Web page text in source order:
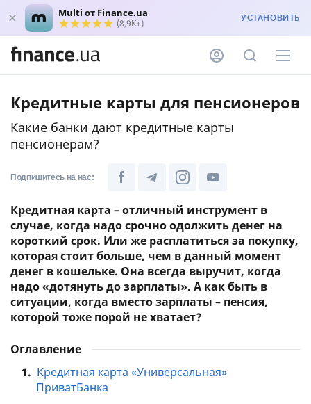
Multi от Finance.ua
(8,9K+) УСТАНОВИТЬ
Кредитные карты для пенсионеров
Какие банки дают кредитные карты
пенсионерам?
Подпишитесь на нас:
Кредитная карта – отличный инструмент в
случае, когда надо срочно одолжить денег на
короткий срок. Или же расплатиться за покупку,
которая стоит больше, чем в данный момент
денег в кошельке. Она всегда выручит, когда
надо «дотянуть до зарплаты». А как быть в
ситуации, когда вместо зарплаты – пенсия,
которой тоже порой не хватает?
Оглавление
1. Кредитная карта «Универсальная»
ПриватБанка